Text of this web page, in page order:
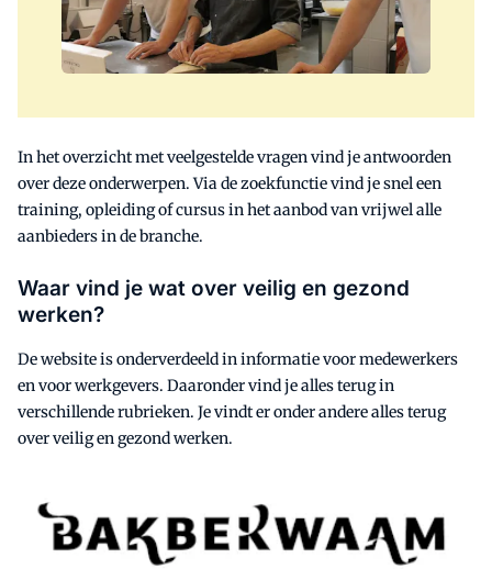
In het overzicht met veelgestelde vragen vind je antwoorden
over deze onderwerpen. Via de zoekfunctie vind je snel een
training, opleiding of cursus in het aanbod van vrijwel alle
aanbieders in de branche.
Waar vind je wat over veilig en gezond
werken?
De website is onderverdeeld in informatie voor medewerkers
en voor werkgevers. Daaronder vind je alles terug in
verschillende rubrieken. Je vindt er onder andere alles terug
over veilig en gezond werken.